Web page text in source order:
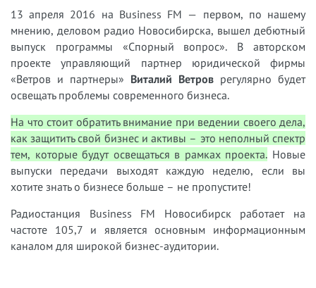
13 апреля 2016 на Business FM — первом, по нашему
мнению, деловом радио Новосибирска, вышел дебютный
выпуск программы «Спорный вопрос». В авторском
проекте управляющий партнер юридической фирмы
«Ветров и партнеры» Виталий Ветров регулярно будет
освещать проблемы современного бизнеса.
На что стоит обратить внимание при ведении своего дела,
как защитить свой бизнес и активы – это неполный спектр
тем, которые будут освещаться в рамках проекта. Новые
выпуски передачи выходят каждую неделю, если вы
хотите знать о бизнесе больше – не пропустите!
Радиостанция Business FM Новосибирск работает на
частоте 105,7 и является основным информационным
каналом для широкой бизнес-аудитории.